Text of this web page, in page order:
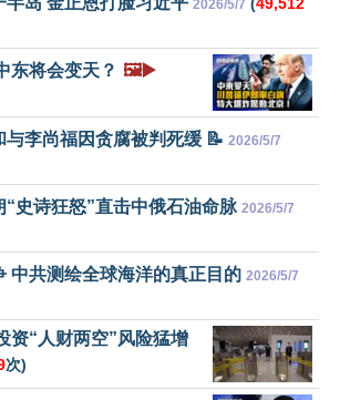
2026/5/7 (49,512
东将会变天？ 🖼️▶️
李尚福因贪腐被判死缓 📝 2026/5/7
“史诗狂怒”直击中俄石油命脉 2026/5/7
中共测绘全球海洋的真正目的 2026/5/7
资“人财两空”风险猛增
次)